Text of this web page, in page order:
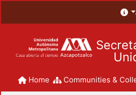
Home Communities &